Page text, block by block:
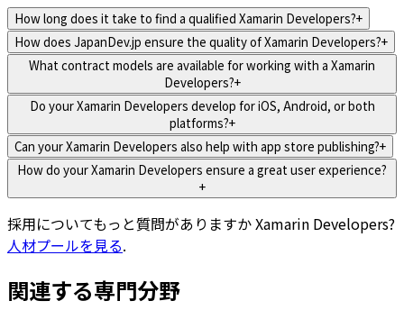
How long does it take to find a qualified Xamarin Developers?+
How does JapanDev.jp ensure the quality of Xamarin Developers?+
What contract models are available for working with a Xamarin
Developers?+
Do your Xamarin Developers develop for iOS, Android, or both
platforms?+
Can your Xamarin Developers also help with app store publishing?+
How do your Xamarin Developers ensure a great user experience?
+
採用についてもっと質問がありますかXamarin Developers?
人材プールを見る.
関連する専門分野